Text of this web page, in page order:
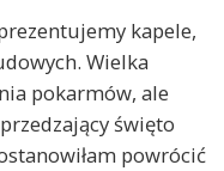
kapele,
Wielka
pokarmów, ale
święto
powrócić